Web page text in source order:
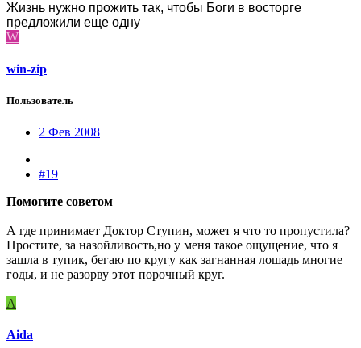
Жизнь нужно прожить так, чтобы Боги в восторге
предложили еще одну
W
win-zip
Пользователь
2 Фев 2008
#19
Помогите советом
А где принимает Доктор Ступин, может я что то пропустила?
Простите, за назойливость,но у меня такое ощущение, что я
зашла в тупик, бегаю по кругу как загнанная лошадь многие
годы, и не разорву этот порочный круг.
A
Aida